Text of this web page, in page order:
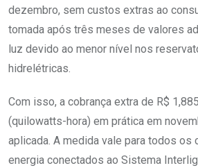
dezembro, sem custos extras ao
tomada após três meses de valores
luz devido ao menor nível nos
hidrelétricas.
Com isso, a cobrança extra de R$
(quilowatts-hora) em prática em
aplicada. A medida vale para todos os
energia conectados ao Sistema